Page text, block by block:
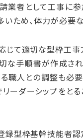
業者として工事に
ため、体力が必要
じて適切な型枠工
な手順書が作成さ
職人との調整も必
リーダーシップをと
録型枠基幹技能者